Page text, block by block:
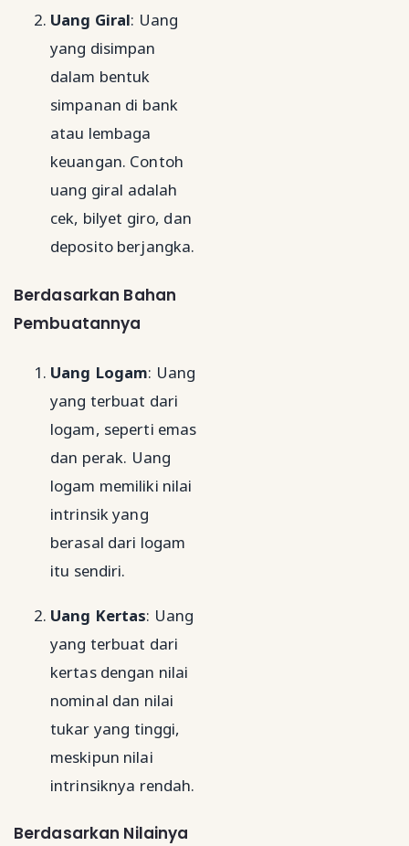
Uang Giral: Uang
yang disimpan
dalam bentuk
simpanan di bank
atau lembaga
keuangan. Contoh
uang giral adalah
cek, bilyet giro, dan
deposito berjangka.
Berdasarkan Bahan
Pembuatannya
Uang Logam: Uang
yang terbuat dari
logam, seperti emas
dan perak. Uang
logam memiliki nilai
intrinsik yang
berasal dari logam
itu sendiri.
Uang Kertas: Uang
yang terbuat dari
kertas dengan nilai
nominal dan nilai
tukar yang tinggi,
meskipun nilai
intrinsiknya rendah.
Berdasarkan Nilainya